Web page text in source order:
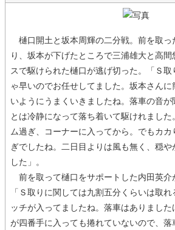
樋口開土と坂本周輝の二分戦。前を取っ
り、坂本が下げたところで三浦雄大と高
スで駆けられた樋口が逃げ切った。「Ｓ
ゃ早いのでお任せしてました。坂本さん
いようにうまくいきましたね。落車の音
とは冷静になって落ち着いて駆けれまし
ム過ぎ、コーナーに入ってから。でもカ
ぎでしたね。二日目よりは風も無く、穏
した」。
前を取って樋口をサポートした内田英介
「Ｓ取りに関しては九割五分くらいは取
ッチが入ってましたね。落車はありまし
が四番手に入っても捲れていないので、落